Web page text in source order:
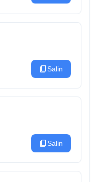
content_copySalin
content_copySalin